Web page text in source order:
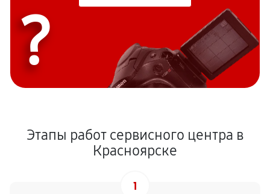
?
Этапы работ сервисного центра в
Красноярске
1